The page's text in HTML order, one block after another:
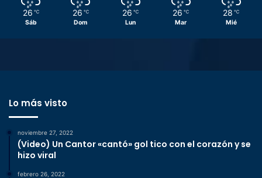
26 ℃
Sáb
26 ℃
Dom
26 ℃
Lun
26 ℃
Mar
28 ℃
Mié
Lo más visto
noviembre 27, 2022
(Video) Un Cantor «cantó» gol tico con el corazón y se
hizo viral
febrero 26, 2022